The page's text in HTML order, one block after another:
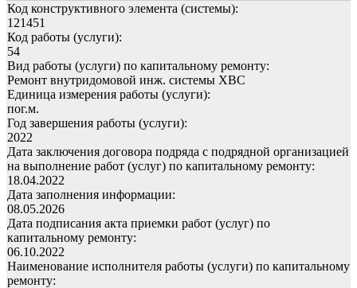
Код конструктивного элемента (системы):
121451
Код работы (услуги):
54
Вид работы (услуги) по капитальному ремонту:
Ремонт внутридомовой инж. системы ХВС
Единица измерения работы (услуги):
пог.м.
Год завершения работы (услуги):
2022
Дата заключения договора подряда с подрядной организацией
на выполнение работ (услуг) по капитальному ремонту:
18.04.2022
Дата заполнения информации:
08.05.2026
Дата подписания акта приемки работ (услуг) по
капитальному ремонту:
06.10.2022
Наименование исполнителя работы (услуги) по капитальному
ремонту: